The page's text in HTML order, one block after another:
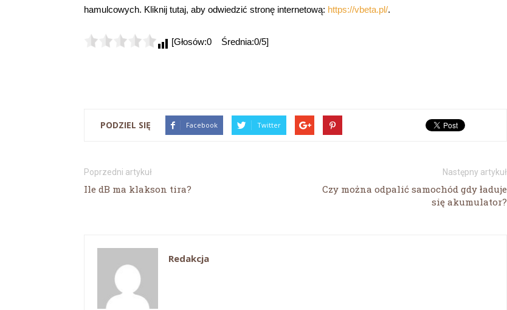
hamulcowych. Kliknij tutaj, aby odwiedzić stronę internetową: https://vbeta.pl/.
[Głosów:0 Średnia:0/5]
PODZIEL SIĘ Facebook Twitter
Poprzedni artykuł
Ile dB ma klakson tira?
Następny artykuł
Czy można odpalić samochód gdy ładuje
się akumulator?
Redakcja